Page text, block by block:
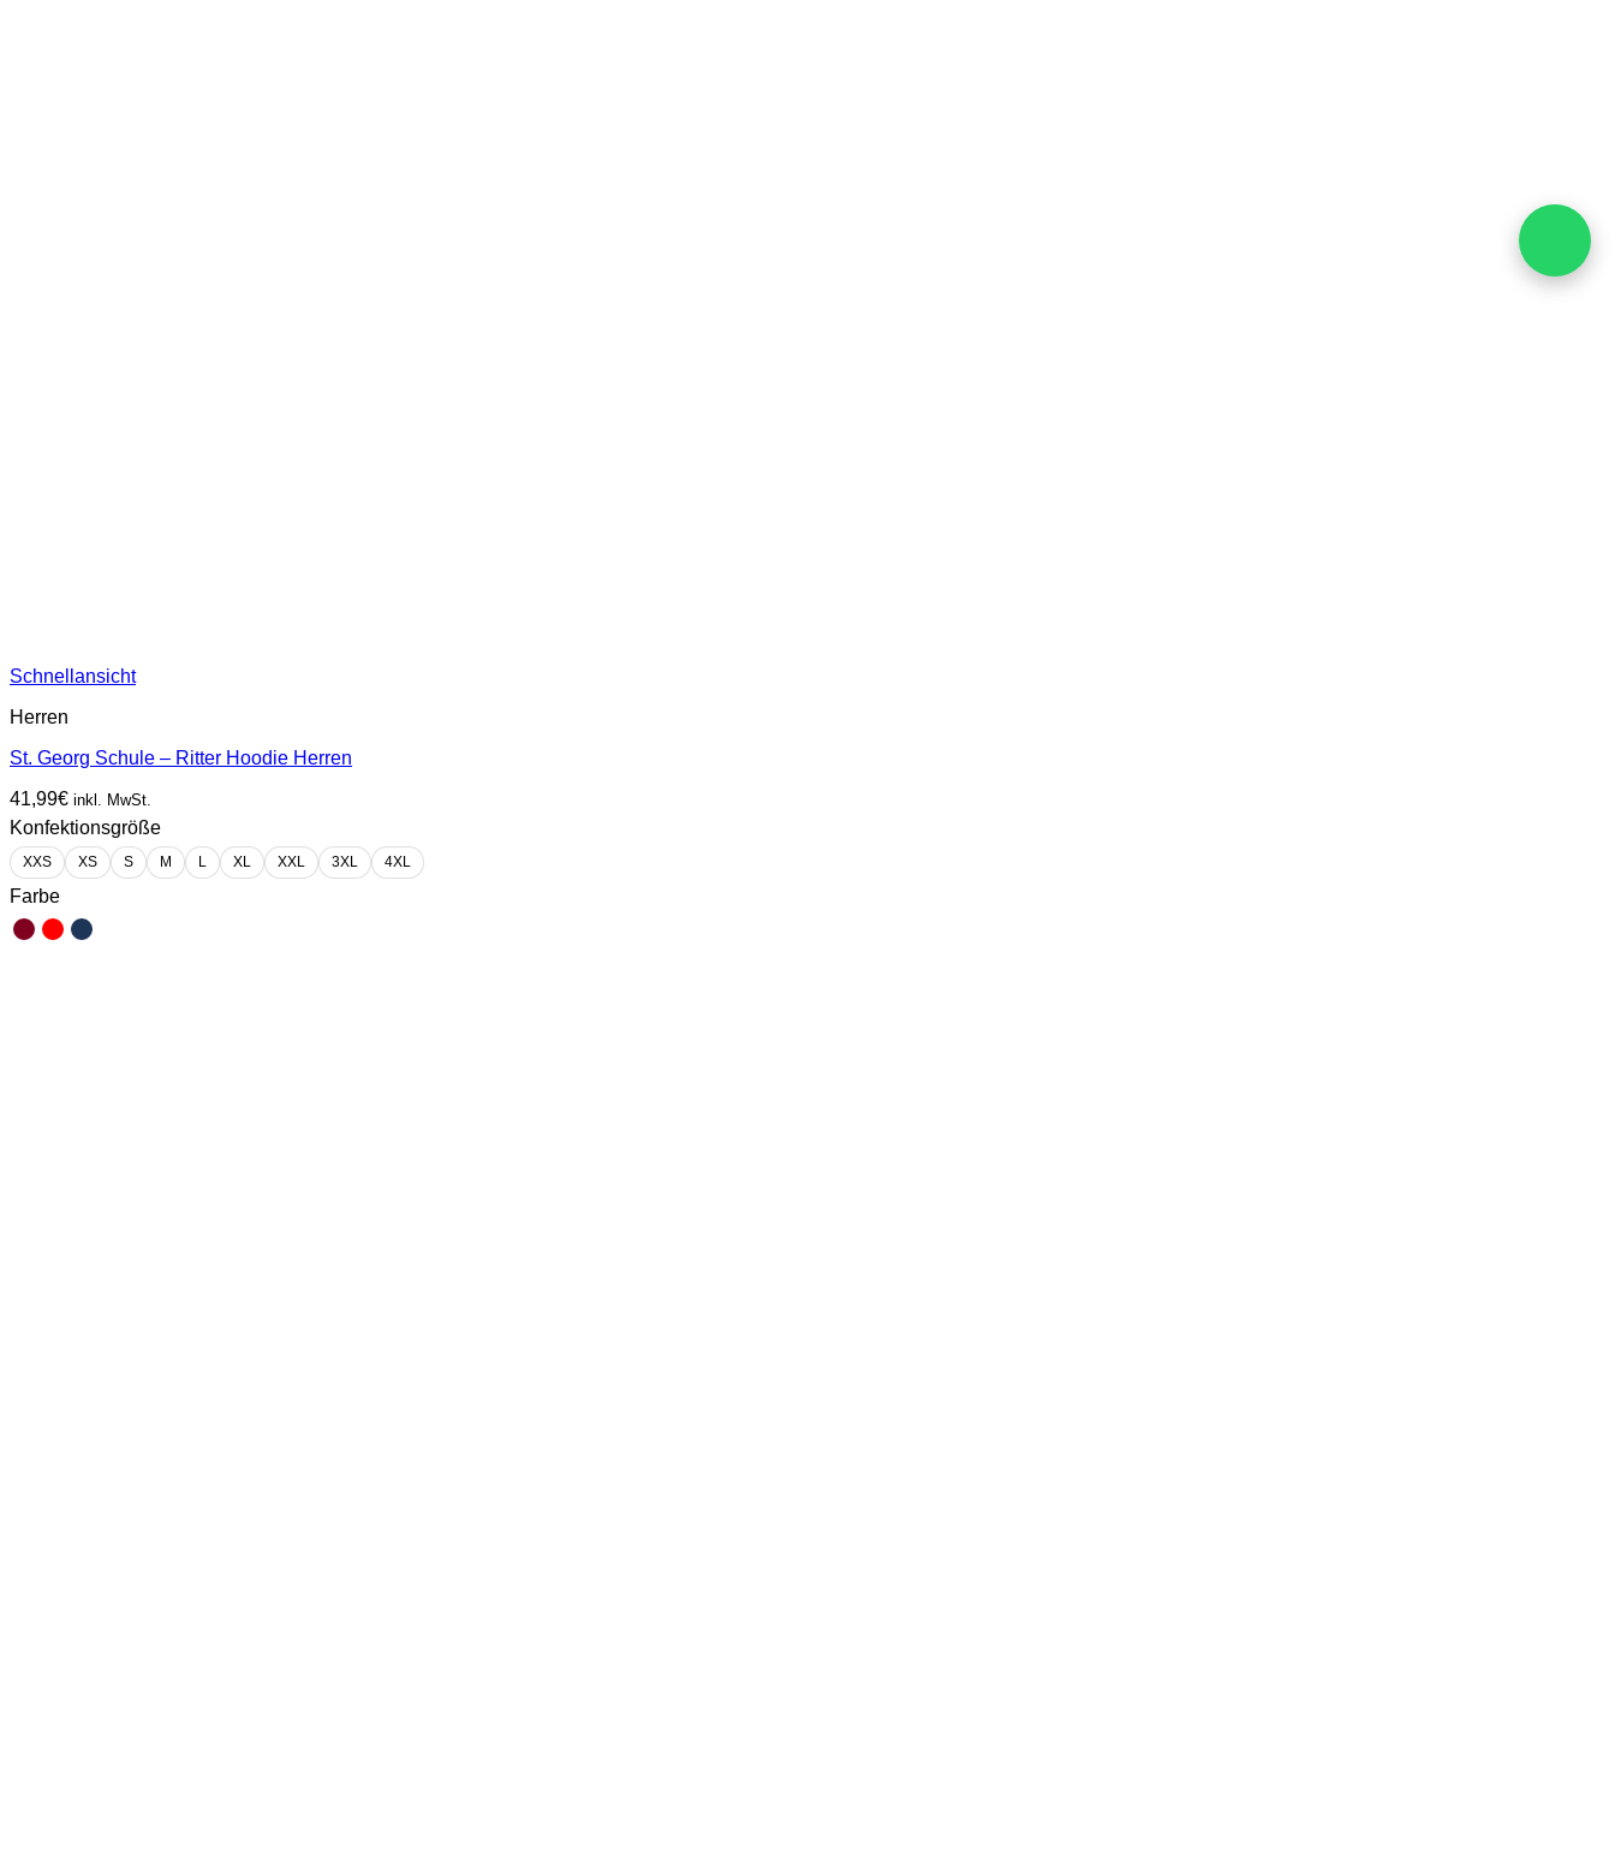
Schnellansicht
Herren
St. Georg Schule – Ritter Hoodie Herren
41,99€ inkl. MwSt.
Konfektionsgröße
XXS XS S M L XL XXL 3XL 4XL
Farbe